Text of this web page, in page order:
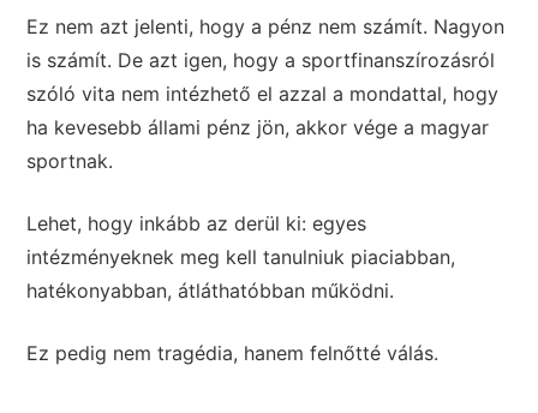
Ez nem azt jelenti, hogy a pénz nem számít. Nagyon
is számít. De azt igen, hogy a sportfinanszírozásról
szóló vita nem intézhető el azzal a mondattal, hogy
ha kevesebb állami pénz jön, akkor vége a magyar
sportnak.
Lehet, hogy inkább az derül ki: egyes
intézményeknek meg kell tanulniuk piaciabban,
hatékonyabban, átláthatóbban működni.
Ez pedig nem tragédia, hanem felnőtté válás.